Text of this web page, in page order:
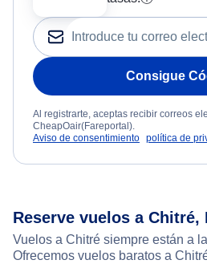
Consigue
Al registrarte, aceptas recibir correos
CheapOair(Fareportal).
Aviso de consentimiento política de
Reserve vuelos a Chitré,
Vuelos a Chitré siempre están a
Ofrecemos vuelos baratos a